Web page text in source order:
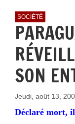
SOCIÉTÉ
SON
Jeudi, août 13,
Déclaré mort,